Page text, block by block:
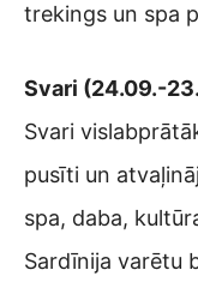
trekings un spa
Svari (24.09.-
Svari
pusīti un
spa, daba,
Sardīnija varētu